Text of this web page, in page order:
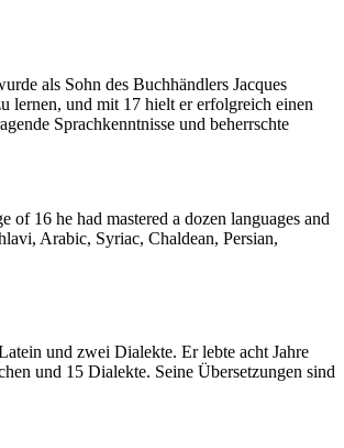
als Sohn des Buchhändlers Jacques
lernen, und mit 17 hielt er erfolgreich einen
Sprachkenntnisse und beherrschte
16 he had mastered a dozen languages and
Arabic, Syriac, Chaldean, Persian,
und zwei Dialekte. Er lebte acht Jahre
und 15 Dialekte. Seine Übersetzungen sind